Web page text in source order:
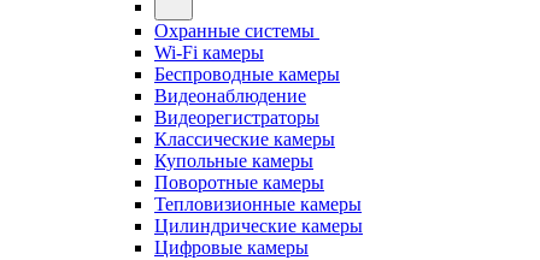
Охранные системы
Wi-Fi камеры
Беспроводные камеры
Видеонаблюдение
Видеорегистраторы
Классические камеры
Купольные камеры
Поворотные камеры
Тепловизионные камеры
Цилиндрические камеры
Цифровые камеры